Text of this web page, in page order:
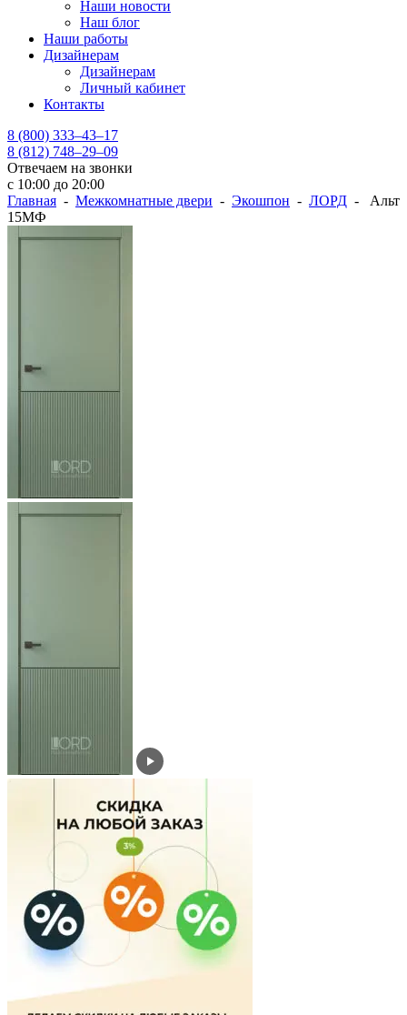
Наши новости
Наш блог
Наши работы
Дизайнерам
Дизайнерам
Личный кабинет
Контакты
8 (800) 333–43–17
8 (812) 748–29–09
Отвечаем на звонки
с 10:00 до 20:00
Главная - Межкомнатные двери - Экошпон - ЛОРД - Альт
15МФ